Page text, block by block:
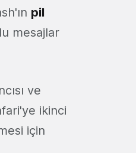
pil
mesajlar
ve
ikinci
için